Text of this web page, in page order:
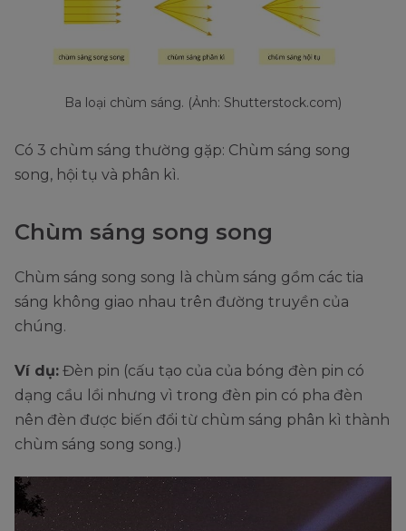
Ba loại chùm sáng. (Ảnh: Shutterstock.com)
Có 3 chùm sáng thường gặp: Chùm sáng song
song, hội tụ và phân kì.
Chùm sáng song song
Chùm sáng song song là chùm sáng gồm các tia
sáng không giao nhau trên đường truyền của
chúng.
Ví dụ: Đèn pin (cấu tạo của của bóng đèn pin có
dạng cầu lồi nhưng vì trong đèn pin có pha đèn
nên đèn được biến đổi từ chùm sáng phân kì thành
chùm sáng song song.)